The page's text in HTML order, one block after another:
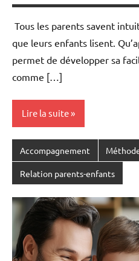
Tous les parents savent
que leurs enfants lisent.
permet de développer sa
comme […]
Lire la suite
Accompagnement
Relation parents-enfants